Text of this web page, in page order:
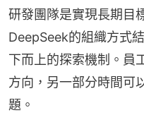
研發團隊是實現長期目
DeepSeek的組織方式
下而上的探索機制。員
方向，另一部分時間可
題。